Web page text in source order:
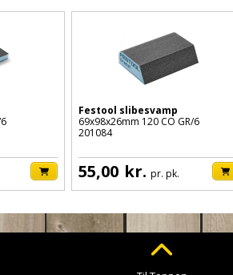
Festool slibesvamp
69x98x26mm 120 CO GR/6
201084
55,00 kr. pr. pk.